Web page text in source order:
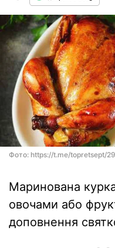
Фото: https://t.me/topretsept/
Маринована
овочами або
доповнення